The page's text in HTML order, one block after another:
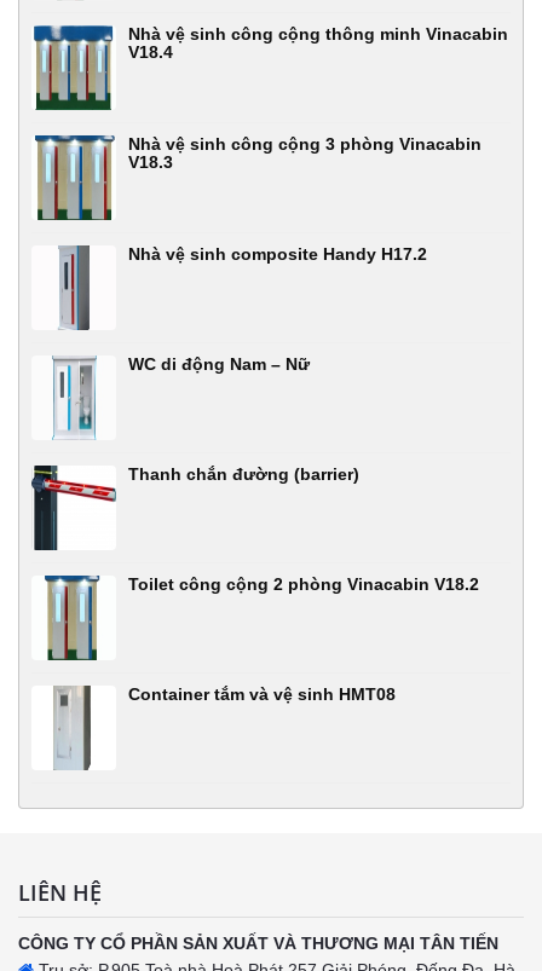
Nhà vệ sinh công cộng thông minh Vinacabin
V18.4
Nhà vệ sinh công cộng 3 phòng Vinacabin
V18.3
Nhà vệ sinh composite Handy H17.2
WC di động Nam – Nữ
Thanh chắn đường (barrier)
Toilet công cộng 2 phòng Vinacabin V18.2
Container tắm và vệ sinh HMT08
LIÊN HỆ
CÔNG TY CỔ PHẦN SẢN XUẤT VÀ THƯƠNG MẠI TÂN TIẾN